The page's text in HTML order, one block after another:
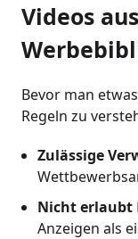
Videos
Bevor man
Regeln zu
Zulässige
Nicht erlaubt
Anzeigen als